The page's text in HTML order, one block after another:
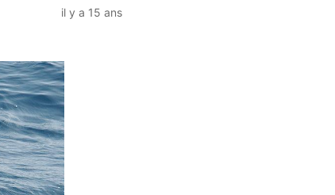
il y a 15 ans